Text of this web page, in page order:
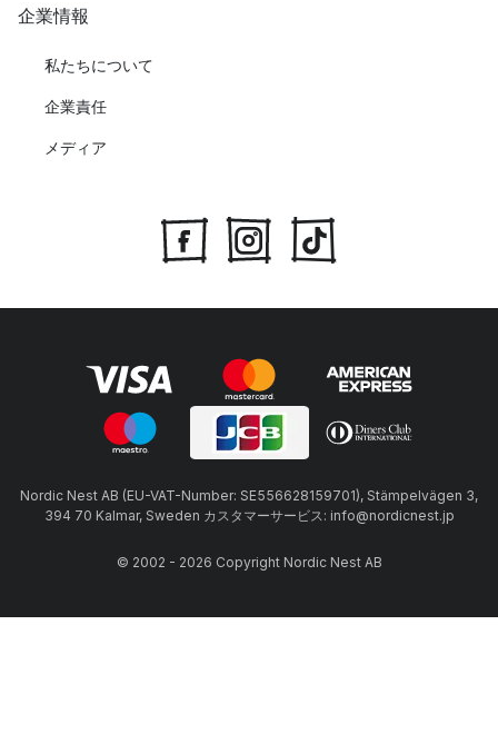
企業情報
私たちについて
企業責任
メディア
Nordic Nest AB (EU-VAT-Number: SE556628159701), Stämpelvägen 3,
394 70 Kalmar, Sweden カスタマーサービス: info@nordicnest.jp
© 2002 - 2026 Copyright Nordic Nest AB